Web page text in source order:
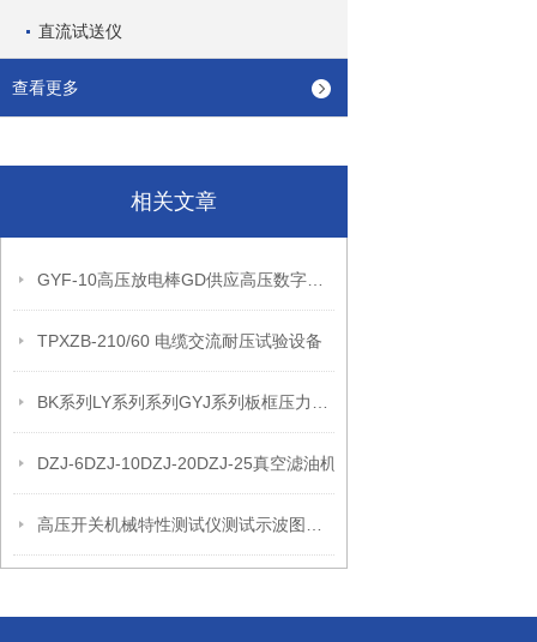
直流试送仪
查看更多
相关文章
TPXZB-210/60 电缆交流耐压试验设备
DZJ-6DZJ-10DZJ-20DZJ-25真空滤油机